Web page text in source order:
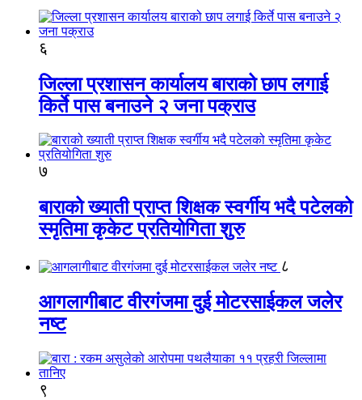
६
जिल्ला प्रशासन कार्यालय बाराको छाप लगाई
किर्ते पास बनाउने २ जना पक्राउ
७
बाराको ख्याती प्राप्त शिक्षक स्वर्गीय भदै पटेलको
स्मृतिमा कृकेट प्रतियोगिता शुरु
८
आगलागीबाट वीरगंजमा दुई मोटरसाईकल जलेर
नष्ट
९